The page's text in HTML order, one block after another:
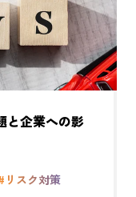
と企業への影
リスク対策